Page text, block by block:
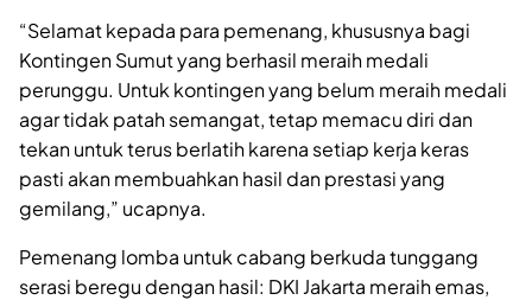
“Selamat kepada para pemenang, khususnya bagi
Kontingen Sumut yang berhasil meraih medali
perunggu. Untuk kontingen yang belum meraih medali
agar tidak patah semangat, tetap memacu diri dan
tekan untuk terus berlatih karena setiap kerja keras
pasti akan membuahkan hasil dan prestasi yang
gemilang,” ucapnya.
Pemenang lomba untuk cabang berkuda tunggang
serasi beregu dengan hasil: DKI Jakarta meraih emas,